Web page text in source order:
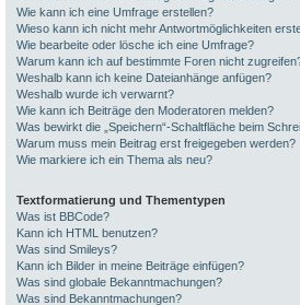
Wie kann ich eine Umfrage erstellen?
Wieso kann ich nicht mehr Antwortmöglichkeiten
Wie bearbeite oder lösche ich eine Umfrage?
Warum kann ich auf bestimmte Foren nicht
Weshalb kann ich keine Dateianhänge anfügen?
Weshalb wurde ich verwarnt?
Wie kann ich Beiträge den Moderatoren melden?
Was bewirkt die „Speichern“-Schaltfläche beim
Warum muss mein Beitrag erst freigegeben werden?
Wie markiere ich ein Thema als neu?
Textformatierung und Thementypen
Was ist BBCode?
Kann ich HTML benutzen?
Was sind Smileys?
Kann ich Bilder in meine Beiträge einfügen?
Was sind globale Bekanntmachungen?
Was sind Bekanntmachungen?